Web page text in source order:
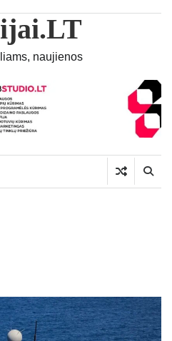
naujienos